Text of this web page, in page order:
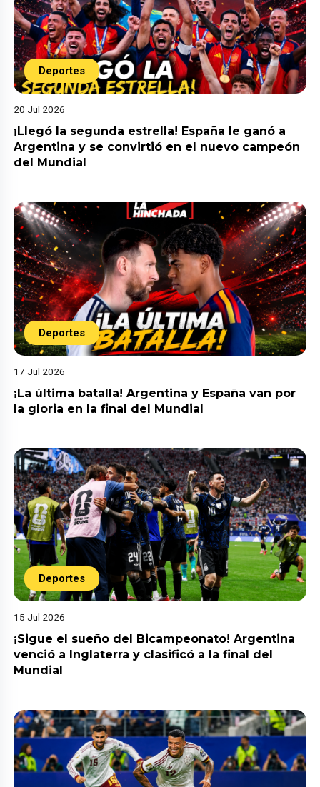
Deportes
20 Jul 2026
¡Llegó la segunda estrella! España le ganó a
Argentina y se convirtió en el nuevo campeón
del Mundial
Deportes
17 Jul 2026
¡La última batalla! Argentina y España van por
la gloria en la final del Mundial
Deportes
15 Jul 2026
¡Sigue el sueño del Bicampeonato! Argentina
venció a Inglaterra y clasificó a la final del
Mundial